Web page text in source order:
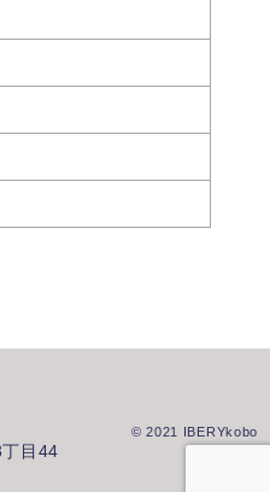
目44
© 2021 IBERYkobo